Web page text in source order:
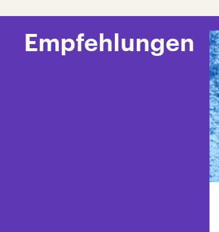
Empfehlungen